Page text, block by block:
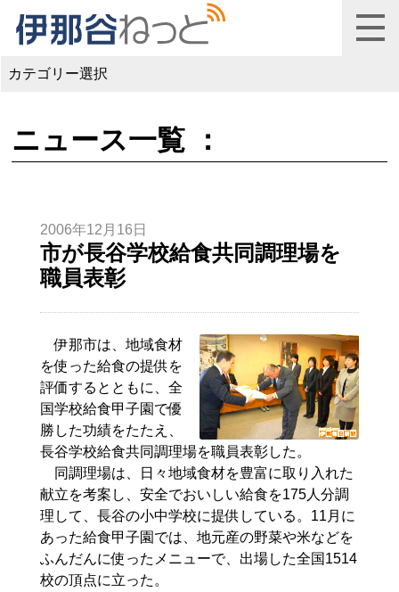
カテゴリー選択
ニュース一覧 ：
2006年12月16日
市が長谷学校給食共同調理場を
職員表彰
伊那市は、地域食材
を使った給食の提供を
評価するとともに、全
国学校給食甲子園で優
勝した功績をたたえ、
長谷学校給食共同調理場を職員表彰した。
同調理場は、日々地域食材を豊富に取り入れた
献立を考案し、安全でおいしい給食を175人分調
理して、長谷の小中学校に提供している。11月に
あった給食甲子園では、地元産の野菜や米などを
ふんだんに使ったメニューで、出場した全国1514
校の頂点に立った。